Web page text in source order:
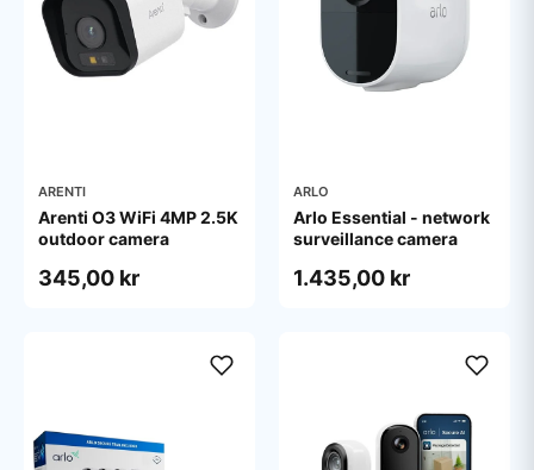
ARENTI
Arenti O3 WiFi 4MP 2.5K
outdoor camera
345,00 kr
ARLO
Arlo Essential - network
surveillance camera
1.435,00 kr